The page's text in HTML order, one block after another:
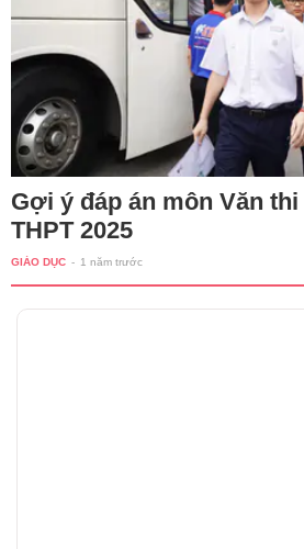
Gợi ý đáp án môn Văn
THPT 2025
GIÁO DỤC - 1 năm trước